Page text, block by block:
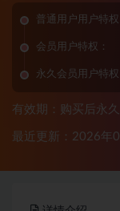
普通用户用户特权
会员用户特权：
永久会员用户特权
有效期：购买后永
最近更新：2026年